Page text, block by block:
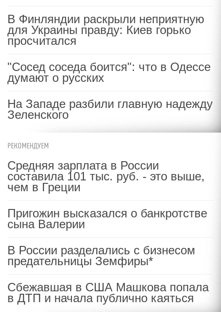
В Финляндии раскрыли неприятную
для Украины правду: Киев горько
просчитался
"Сосед соседа боится": что в Одессе
думают о русских
На Западе разбили главную надежду
Зеленского
РЕКОМЕНДУЕМ
Средняя зарплата в России
составила 101 тыс. руб. - это выше,
чем в Греции
Пригожин высказался о банкротстве
сына Валерии
В России разделались с бизнесом
предательницы Земфиры*
Сбежавшая в США Машкова попала
в ДТП и начала публично каяться